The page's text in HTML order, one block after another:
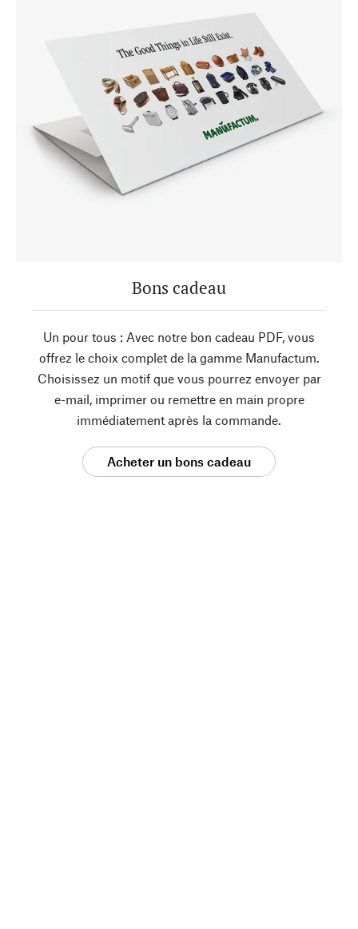
Bons cadeau
Un pour tous : Avec notre bon cadeau PDF, vous
offrez le choix complet de la gamme Manufactum.
Choisissez un motif que vous pourrez envoyer par
e-mail, imprimer ou remettre en main propre
immédiatement après la commande.
Acheter un bons cadeau